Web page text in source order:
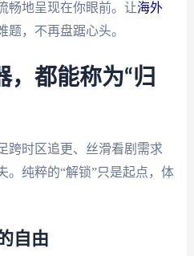
畅地呈现在你眼前。让海外
题，不再盘踞心头。
，都能称为“归
跨时区追更、丝滑看剧需求
。纯粹的“解锁”只是起点，体
自由